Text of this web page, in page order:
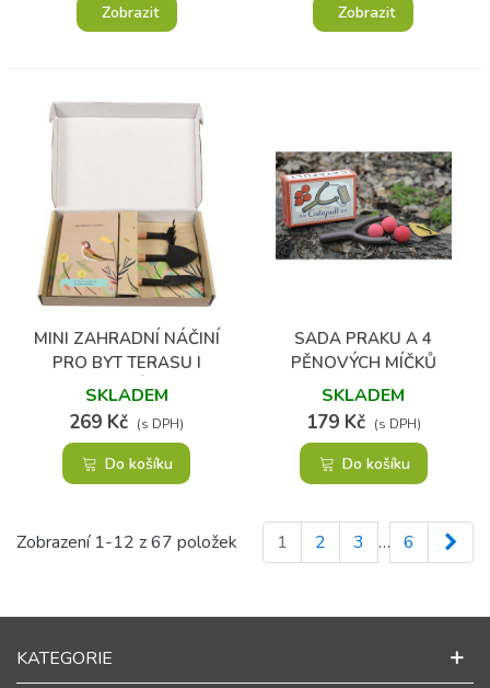
Zobrazit Zobrazit
MINI ZAHRADNÍ NÁČINÍ
PRO BYT TERASU I
BALKÓN
SKLADEM
269 Kč (s DPH)
Do košíku
SADA PRAKU A 4
PĚNOVÝCH MÍČKŮ
SKLADEM
179 Kč (s DPH)
Do košíku
Zobrazení 1-12 z 67 položek 1 2 3 … 6
KATEGORIE